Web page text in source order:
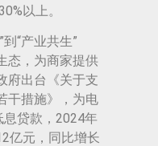
以上。
“产业共生”
态，为商家提供
府出台《关于支
干措施》，为电
息贷款，2024年
亿元，同比增长